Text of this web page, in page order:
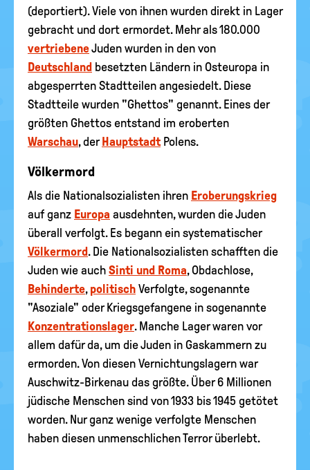
(deportiert). Viele von ihnen wurden direkt in Lager
gebracht und dort ermordet. Mehr als 180.000
vertriebeneJuden wurden in den von
Deutschland besetzten Ländern in Osteuropa in
abgesperrten Stadtteilen angesiedelt. Diese
Stadtteile wurden "Ghettos" genannt. Eines der
größten Ghettos entstand im eroberten
Warschau, der HauptstadtPolens.
Völkermord
Als die Nationalsozialisten ihren Eroberungskrieg
auf ganz Europa ausdehnten, wurden die Juden
überall verfolgt. Es begann ein systematischer
Völkermord. Die Nationalsozialisten schafften die
Juden wie auch Sinti und Roma, Obdachlose,
Behinderte, politisch Verfolgte, sogenannte
"Asoziale" oder Kriegsgefangene in sogenannte
Konzentrationslager. Manche Lager waren vor
allem dafür da, um die Juden in Gaskammern zu
ermorden. Von diesen Vernichtungslagern war
Auschwitz-Birkenau das größte. Über 6 Millionen
jüdische Menschen sind von 1933 bis 1945 getötet
worden. Nur ganz wenige verfolgte Menschen
haben diesen unmenschlichen Terror überlebt.